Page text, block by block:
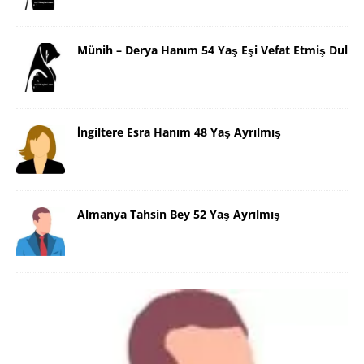
Münih – Derya Hanım 54 Yaş Eşi Vefat Etmiş Dul
İngiltere Esra Hanım 48 Yaş Ayrılmış
Almanya Tahsin Bey 52 Yaş Ayrılmış